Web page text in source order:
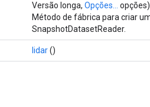
Versão longa, Opções...
opções)
Método de fábrica para criar
SnapshotDatasetReader.
lidar()